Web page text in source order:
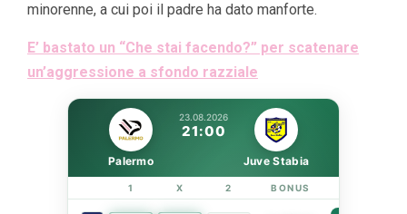
minorenne, a cui poi il padre ha dato manforte.
E’ bastato un “Che stai facendo?” per scatenare
un’aggressione a sfondo razziale
23.08.2026
21:00
Palermo Juve Stabia
1 X 2 BONUS